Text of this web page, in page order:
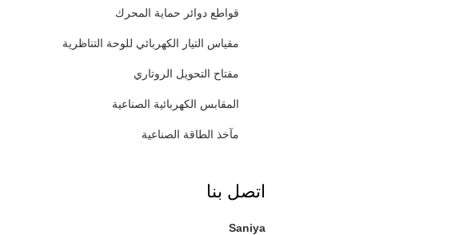
قواطع دوائر حماية المحرك
مقياس التيار الكهربائي للوحة التناظرية
مفتاح التحويل الروتاري
المقابس الكهربائية الصناعية
مآخذ الطاقة الصناعية
اتصل بنا
Saniya